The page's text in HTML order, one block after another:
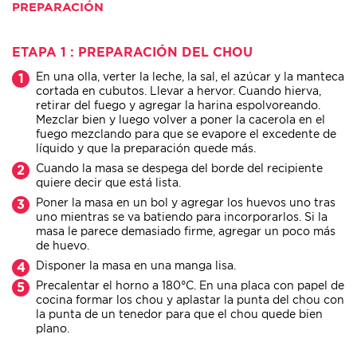
PREPARACIÓN
ETAPA 1 : PREPARACIÓN DEL CHOU
En una olla, verter la leche, la sal, el azúcar y la manteca
cortada en cubutos. Llevar a hervor. Cuando hierva,
retirar del fuego y agregar la harina espolvoreando.
Mezclar bien y luego volver a poner la cacerola en el
fuego mezclando para que se evapore el excedente de
líquido y que la preparación quede más.
Cuando la masa se despega del borde del recipiente
quiere decir que está lista.
Poner la masa en un bol y agregar los huevos uno tras
uno mientras se va batiendo para incorporarlos. Si la
masa le parece demasiado firme, agregar un poco más
de huevo.
Disponer la masa en una manga lisa.
Precalentar el horno a 180°C. En una placa con papel de
cocina formar los chou y aplastar la punta del chou con
la punta de un tenedor para que el chou quede bien
plano.